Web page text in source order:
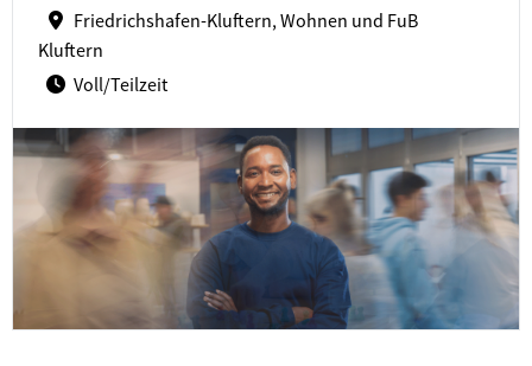
Friedrichshafen-Kluftern, Wohnen und FuB
Kluftern
Voll/Teilzeit